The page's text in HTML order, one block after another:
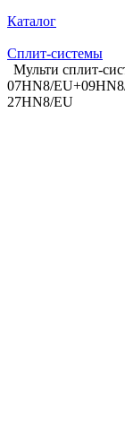
Каталог
Сплит-системы
Мульти сплит-
07HN8/
27HN8/EU